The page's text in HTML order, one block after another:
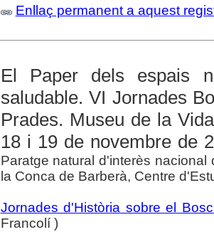
Enllaç permanent a aquest
El Paper dels espais
saludable. VI Jornades
Prades. Museu de la
18 i 19 de novembre de
Paratge natural d'interès
la Conca de Barberà, Centre
Jornades d'Història sobre el
Francolí )